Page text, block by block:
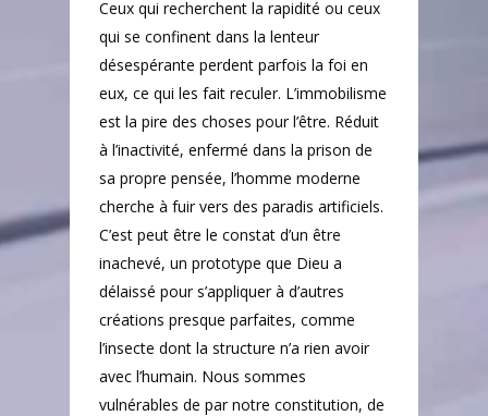
Ceux qui recherchent la rapidité ou ceux
qui se confinent dans la lenteur
désespérante perdent parfois la foi en
eux, ce qui les fait reculer. L’immobilisme
est la pire des choses pour l’être. Réduit
à l’inactivité, enfermé dans la prison de
sa propre pensée, l’homme moderne
cherche à fuir vers des paradis artificiels.
C’est peut être le constat d’un être
inachevé, un prototype que Dieu a
délaissé pour s’appliquer à d’autres
créations presque parfaites, comme
l’insecte dont la structure n’a rien avoir
avec l’humain. Nous sommes
vulnérables de par notre constitution, de
Textes
Auteur